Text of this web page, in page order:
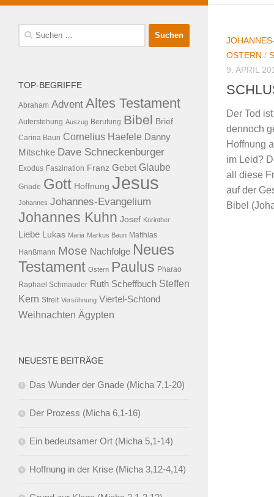
OSTERN /
9. APRIL
Der Tod
dennoch
Hoffnung
im Leid?
all diese
auf der
Bibel
Suche
nach:
TOP-BEGRIFFE
Abraham Advent Altes Testament
Auferstehung Auszug Berufung Bibel Brief
Carina Baun Cornelius Haefele Danny
Mitschke Dave Schneckenburger
Exodus Faszination Franz Gebet Glaube
Gnade Gott Hoffnung Jesus
Johannes Johannes-Evangelium
Johannes Kuhn Josef Korinther
Liebe Lukas Maria Markus Baun Matthias
Hanßmann Mose Nachfolge Neues
Testament Ostern Paulus Pharao
Raphael Schmauder Ruth Scheffbuch Steffen
Kern Streit Versöhnung Viertel-Schtond
Weihnachten Ägypten
NEUESTE BEITRÄGE
Das Wunder der Gnade (Micha 7,1-20)
Der Prozess (Micha 6,1-16)
Ein bedeutsamer Ort (Micha 5,1-14)
Hoffnung in der Krise (Micha 3,12-4,14)